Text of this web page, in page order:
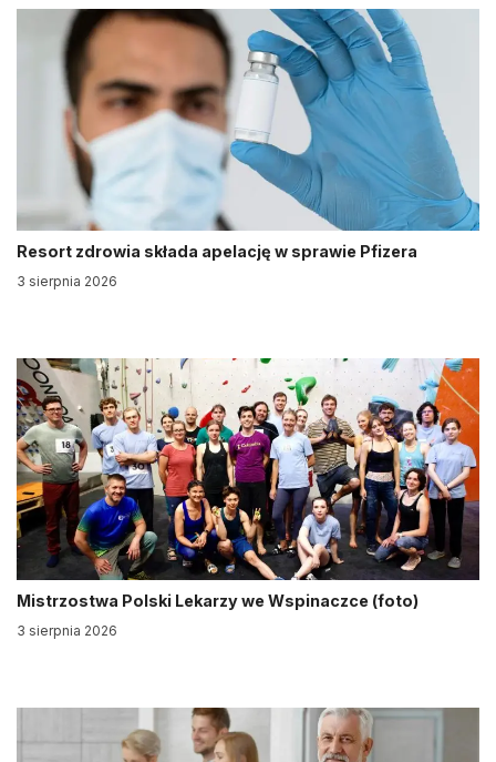
Resort zdrowia składa apelację w sprawie Pfizera
3 sierpnia 2026
Mistrzostwa Polski Lekarzy we Wspinaczce (foto)
3 sierpnia 2026